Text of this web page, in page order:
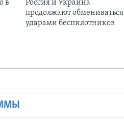
в
Россия и Украина
продолжают обмениваться
ударами беспилотников